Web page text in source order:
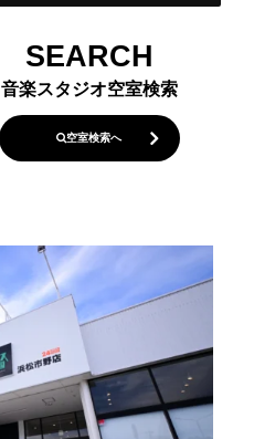
SEARCH
音楽スタジオ空室検索
空室検索へ